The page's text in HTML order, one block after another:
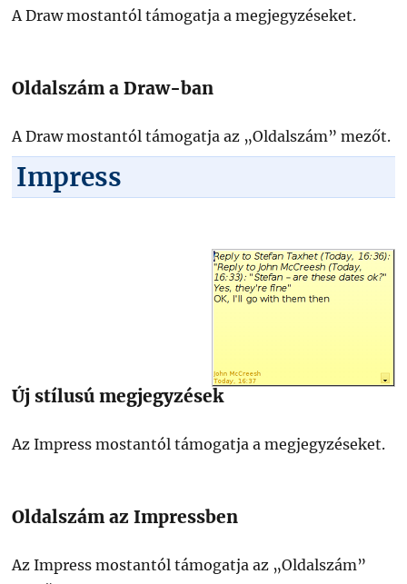
A Draw mostantól támogatja a megjegyzéseket.
Oldalszám a Draw-ban
A Draw mostantól támogatja az „Oldalszám” mezőt.
Impress
Új stílusú megjegyzések
Az Impress mostantól támogatja a megjegyzéseket.
Oldalszám az Impressben
Az Impress mostantól támogatja az „Oldalszám”